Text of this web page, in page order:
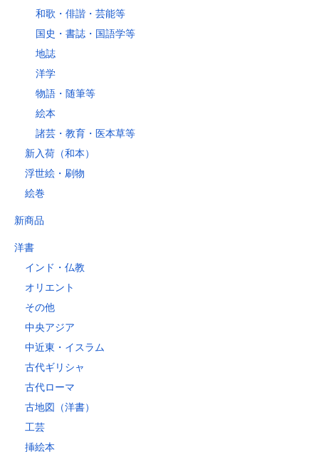
和歌・俳諧・芸能等
国史・書誌・国語学等
地誌
洋学
物語・随筆等
絵本
諸芸・教育・医本草等
新入荷（和本）
浮世絵・刷物
絵巻
新商品
洋書
インド・仏教
オリエント
その他
中央アジア
中近東・イスラム
古代ギリシャ
古代ローマ
古地図（洋書）
工芸
挿絵本